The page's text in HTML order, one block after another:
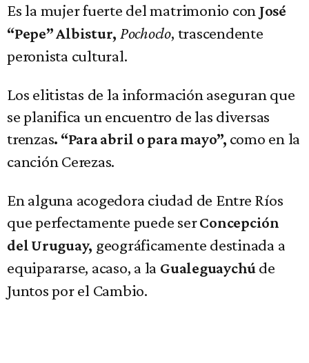
Es la mujer fuerte del matrimonio con José
“Pepe” Albistur, Pochoclo, trascendente
peronista cultural.
Los elitistas de la información aseguran que
se planifica un encuentro de las diversas
trenzas. “Para abril o para mayo”, como en la
canción Cerezas.
En alguna acogedora ciudad de Entre Ríos
que perfectamente puede serConcepción
del Uruguay, geográficamente destinada a
equipararse, acaso, a la Gualeguaychú de
Juntos por el Cambio.